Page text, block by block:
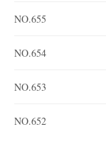
NO.655
NO.654
NO.653
NO.652